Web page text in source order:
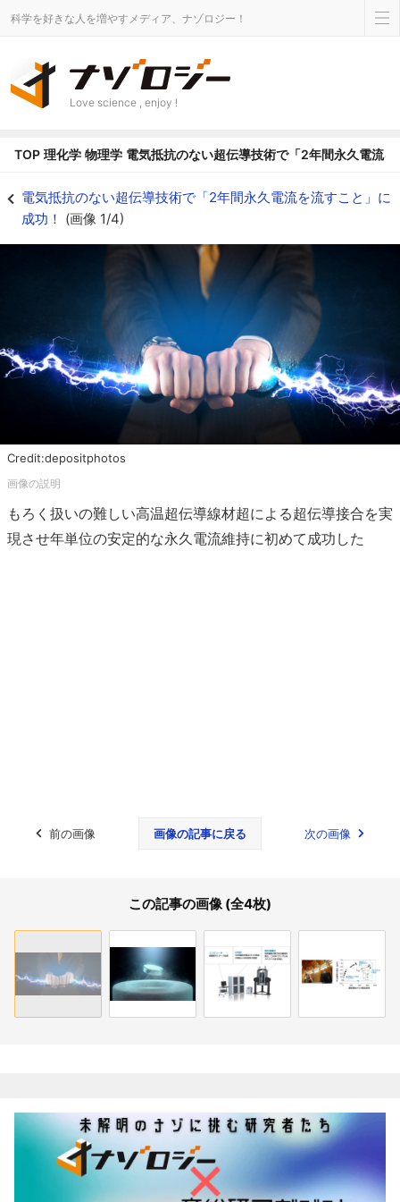
科学を好きな人を増やすメディア、ナゾロジー！
Love science , enjoy !
TOP 理化学 物理学 電気抵抗のない超伝導技術で「2年間永久電流
電気抵抗のない超伝導技術で「2年間永久電流を流すこと」に
成功！ (画像 1/4)
Credit:depositphotos
もろく扱いの難しい高温超伝導線材超による超伝導接合を実
現させ年単位の安定的な永久電流維持に初めて成功した
前の画像 画像の記事に戻る 次の画像
この記事の画像 (全4枚)